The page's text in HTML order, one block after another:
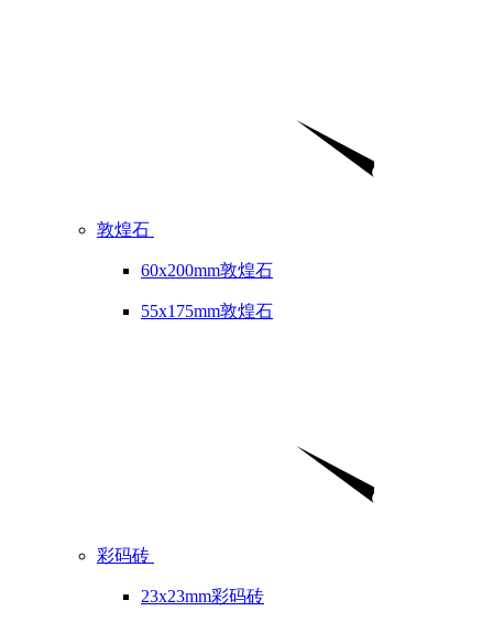
敦煌石
60x200mm敦煌石
55x175mm敦煌石
彩码砖
23x23mm彩码砖